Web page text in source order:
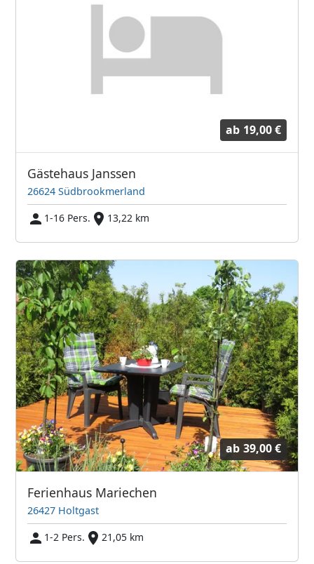
ab 19,00 €
Gästehaus Janssen
26624 Südbrookmerland
1-16 Pers.
13,22 km
ab 39,00 €
Ferienhaus Mariechen
26427 Holtgast
1-2 Pers.
21,05 km